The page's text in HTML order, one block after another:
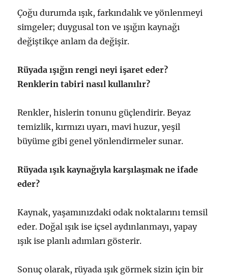
Çoğu durumda ışık, farkındalık ve yönlenmeyi
simgeler; duygusal ton ve ışığın kaynağı
değiştikçe anlam da değişir.
Rüyada ışığın rengi neyi işaret eder?
Renklerin tabiri nasıl kullanılır?
Renkler, hislerin tonunu güçlendirir. Beyaz
temizlik, kırmızı uyarı, mavi huzur, yeşil
büyüme gibi genel yönlendirmeler sunar.
Rüyada ışık kaynağıyla karşılaşmak ne ifade
eder?
Kaynak, yaşamınızdaki odak noktalarını temsil
eder. Doğal ışık ise içsel aydınlanmayı, yapay
ışık ise planlı adımları gösterir.
Sonuç olarak, rüyada ışık görmek sizin için bir